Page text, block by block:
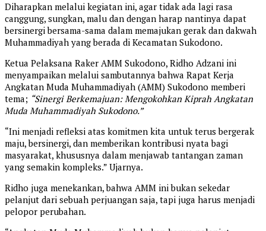
Diharapkan melalui kegiatan ini, agar tidak ada lagi rasa
canggung, sungkan, malu dan dengan harap nantinya dapat
bersinergi bersama-sama dalam memajukan gerak dan dakwah
Muhammadiyah yang berada di Kecamatan Sukodono.
Ketua Pelaksana Raker AMM Sukodono, Ridho Adzani ini
menyampaikan melalui sambutannya bahwa Rapat Kerja
Angkatan Muda Muhammadiyah (AMM) Sukodono memberi
tema; “Sinergi Berkemajuan: Mengokohkan Kiprah Angkatan
Muda Muhammadiyah Sukodono.”
“Ini menjadi refleksi atas komitmen kita untuk terus bergerak
maju, bersinergi, dan memberikan kontribusi nyata bagi
masyarakat, khususnya dalam menjawab tantangan zaman
yang semakin kompleks.” Ujarnya.
Ridho juga menekankan, bahwa AMM ini bukan sekedar
pelanjut dari sebuah perjuangan saja, tapi juga harus menjadi
pelopor perubahan.